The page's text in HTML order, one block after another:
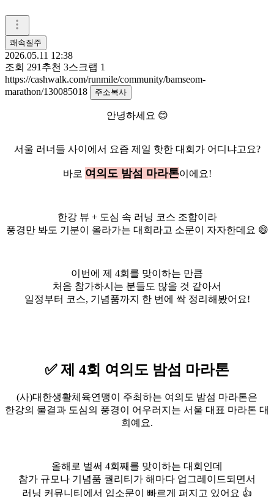
쾌속질주
2026.05.11 12:38
조회 291 추천 3스크랩 1
https://cashwalk.com/runmile/community/bamseom-
marathon/130085018
주소복사
안녕하세요 😊
서울 러너들 사이에서 요즘 제일 핫한 대회가 어디냐고요?
바로 여의도 밤섬 마라톤이에요!
한강 뷰 + 도심 속 러닝 코스 조합이라
풍경만 봐도 기분이 올라가는 대회라고 소문이 자자한데요 😄
이번에 제 4회를 맞이하는 만큼
처음 참가하시는 분들도 많을 것 같아서
일정부터 코스, 기념품까지 한 번에 싹 정리해봤어요!
✅제 4회 여의도 밤섬 마라톤
(사)대한생활체육연맹이 주최하는 여의도 밤섬 마라톤은
한강의 물결과 도심의 풍경이 어우러지는 서울 대표 마라톤 대
회예요.
올해로 벌써 4회째를 맞이하는 대회인데
참가 규모나 기념품 퀄리티가 해마다 업그레이드되면서
러닝 커뮤니티에서 입소문이 빠르게 퍼지고 있어요 👍